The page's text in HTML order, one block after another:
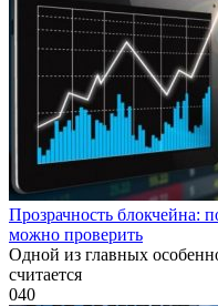
Прозрачность блокчейна:
можно проверить
Одной из главных
считается
040